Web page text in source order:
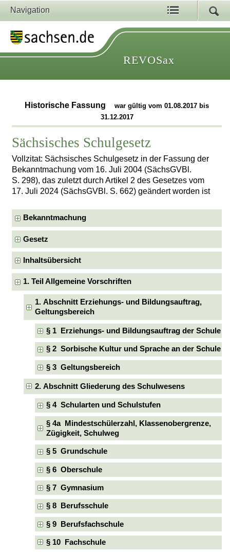
Navigation
REVOSax
Historische Fassung
war gültig vom 01.08.2017 bis
31.12.2017
Sächsisches Schulgesetz
Vollzitat: Sächsisches Schulgesetz in der Fassung der
Bekanntmachung vom 16. Juli 2004 (SächsGVBl.
S. 298), das zuletzt durch Artikel 2 des Gesetzes vom
17. Juli 2024 (SächsGVBl. S. 662) geändert worden ist
Bekanntmachung
Gesetz
Inhaltsübersicht
1. Teil Allgemeine Vorschriften
1. Abschnitt Erziehungs- und Bildungsauftrag,
Geltungsbereich
§ 1 Erziehungs- und Bildungsauftrag der Schule
§ 2 Sorbische Kultur und Sprache an der Schule
§ 3 Geltungsbereich
2. Abschnitt Gliederung des Schulwesens
§ 4 Schularten und Schulstufen
§ 4a Mindestschülerzahl, Klassenobergrenze,
Zügigkeit, Schulweg
§ 5 Grundschule
§ 6 Oberschule
§ 7 Gymnasium
§ 8 Berufsschule
§ 9 Berufsfachschule
§ 10 Fachschule